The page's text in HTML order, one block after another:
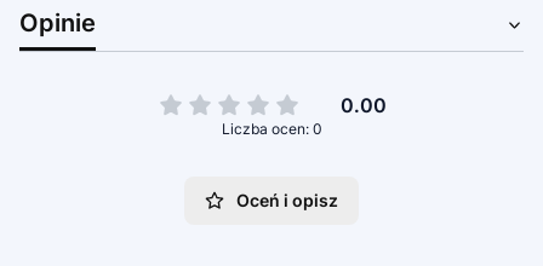
Opinie
0.00
Liczba ocen: 0
Oceń i opisz